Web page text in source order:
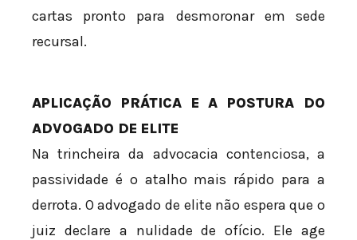
cartas pronto para desmoronar em sede
recursal.
APLICAÇÃO PRÁTICA E A POSTURA DO
ADVOGADO DE ELITE
Na trincheira da advocacia contenciosa, a
passividade é o atalho mais rápido para a
derrota. O advogado de elite não espera que o
juiz declare a nulidade de ofício. Ele age